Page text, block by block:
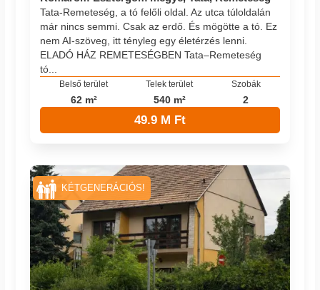
Tata-Remeteség, a tó felőli oldal. Az utca túloldalán
már nincs semmi. Csak az erdő. És mögötte a tó. Ez
nem AI-szöveg, itt tényleg egy életérzés lenni.
ELADÓ HÁZ REMETESÉGBEN Tata–Remeteség
tó...
Belső terület
62 m²
Telek terület
540 m²
Szobák
2
49.9 M Ft
KÉTGENERÁCIÓS!